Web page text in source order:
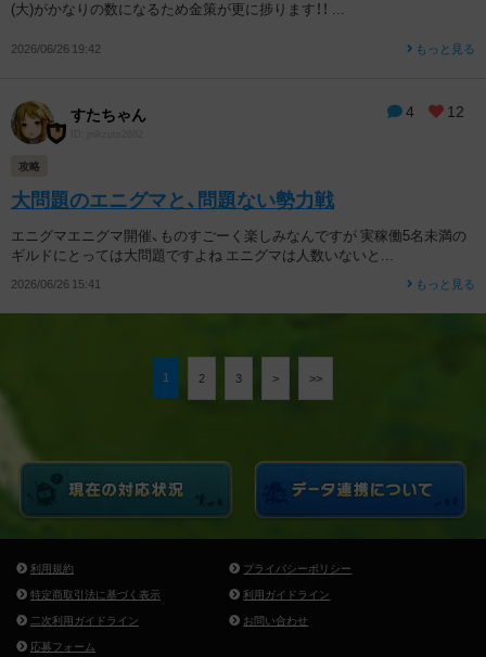
(大)がかなりの数になるため金策が更に捗ります！！ ...
2026/06/26 19:42 もっと見る
4 12
すたちゃん
攻略
大問題のエニグマと、問題ない勢力戦
エニグマエニグマ開催、ものすごーく楽しみなんですが 実稼働5名未満の
ギルドにとっては大問題ですよね エニグマは人数いないと...
2026/06/26 15:41 もっと見る
1 2 3 > >>
利用規約
プライバシーポリシー
特定商取引法に基づく表示
利用ガイドライン
二次利用ガイドライン
お問い合わせ
応募フォーム